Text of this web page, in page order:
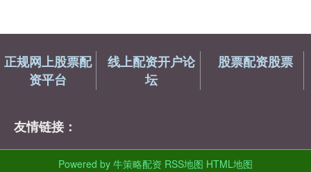
正规网上股票配
资平台
线上配资开户论
坛
股票配资股票
友情链接：
Powered by 牛策略配资 RSS地图 HTML地图